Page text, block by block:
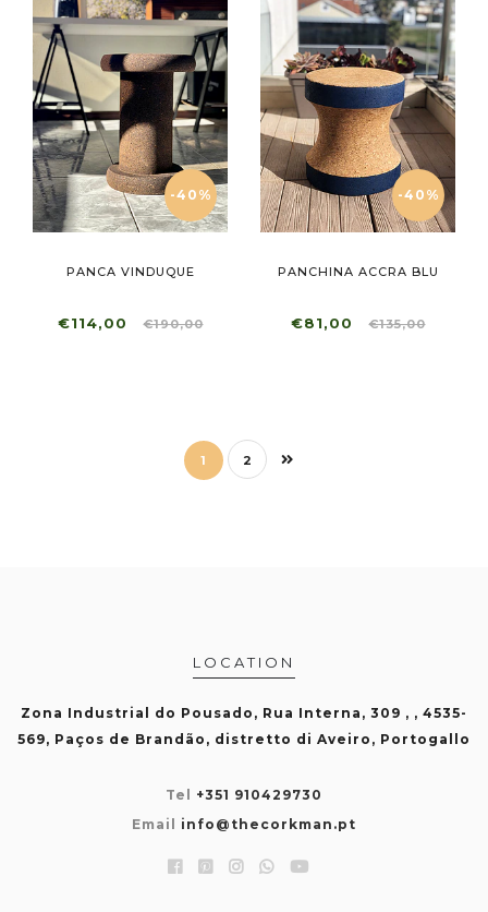
-40%
PANCA VINDUQUE
€114,00 €190,00
-40%
PANCHINA ACCRA BLU
€81,00 €135,00
1 2
LOCATION
Zona Industrial do Pousado, Rua Interna, 309 , , 4535-
569, Paços de Brandão, distretto di Aveiro, Portogallo
Tel +351 910429730
Email info@thecorkman.pt